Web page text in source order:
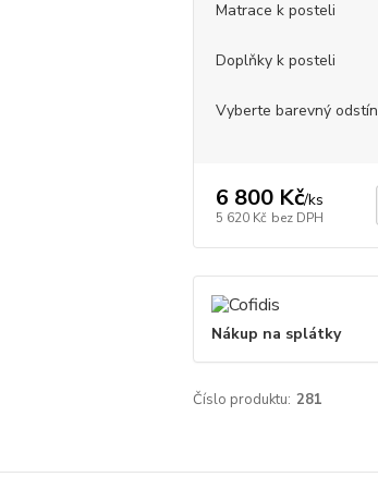
Matrace k posteli
Doplňky k posteli
Vyberte barevný odstín
6 800 Kč/ks
5 620 Kč bez DPH
Nákup na splátky
Číslo produktu: 281